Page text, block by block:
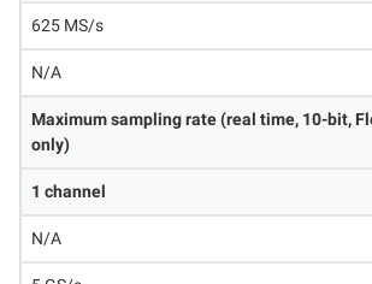
625 MS/s
N/A
Maximum sampling rate (real time, 10-bit,
only)
1 channel
N/A